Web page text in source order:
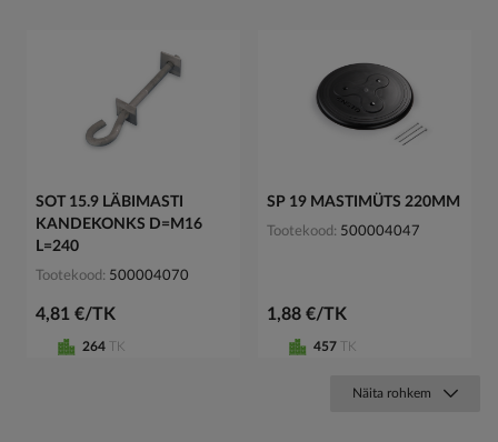
SOT 15.9 LÄBIMASTI
KANDEKONKS D=M16
L=240
Tootekood 500004070
4,81 €/TK
264 TK
SP 19 MASTIMÜTS 220MM
Tootekood 500004047
1,88 €/TK
457 TK
Näita rohkem